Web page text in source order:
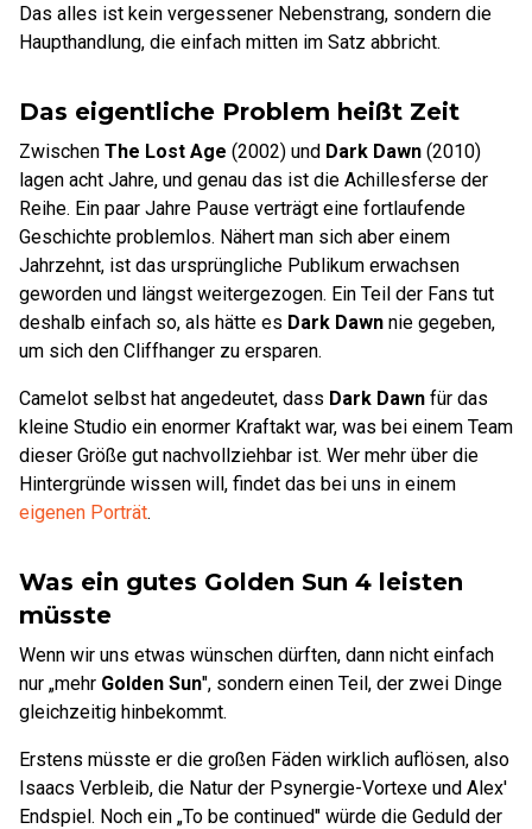
Das alles ist kein vergessener Nebenstrang, sondern die
Haupthandlung, die einfach mitten im Satz abbricht.
Das eigentliche Problem heißt Zeit
Zwischen The Lost Age (2002) und Dark Dawn (2010)
lagen acht Jahre, und genau das ist die Achillesferse der
Reihe. Ein paar Jahre Pause verträgt eine fortlaufende
Geschichte problemlos. Nähert man sich aber einem
Jahrzehnt, ist das ursprüngliche Publikum erwachsen
geworden und längst weitergezogen. Ein Teil der Fans tut
deshalb einfach so, als hätte es Dark Dawn nie gegeben,
um sich den Cliffhanger zu ersparen.
Camelot selbst hat angedeutet, dass Dark Dawn für das
kleine Studio ein enormer Kraftakt war, was bei einem Team
dieser Größe gut nachvollziehbar ist. Wer mehr über die
Hintergründe wissen will, findet das bei uns in einem
eigenen Porträt.
Was ein gutes Golden Sun 4 leisten
müsste
Wenn wir uns etwas wünschen dürften, dann nicht einfach
nur „mehr Golden Sun", sondern einen Teil, der zwei Dinge
gleichzeitig hinbekommt.
Erstens müsste er die großen Fäden wirklich auflösen, also
Isaacs Verbleib, die Natur der Psynergie-Vortexe und Alex'
Endspiel. Noch ein „To be continued" würde die Geduld der